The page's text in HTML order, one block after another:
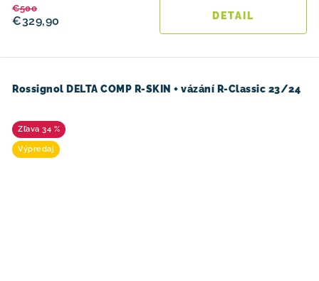
€329,90
€500
DETAIL
Rossignol DELTA COMP R-SKIN + vázání R-Classic 23/24
34 %
Výpredaj